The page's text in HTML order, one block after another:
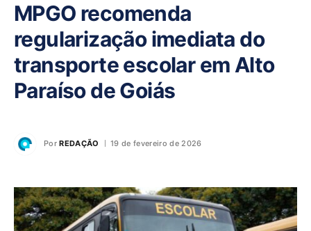
MPGO recomenda
regularização imediata do
transporte escolar em Alto
Paraíso de Goiás
Por REDAÇÃO 19 de fevereiro de 2026